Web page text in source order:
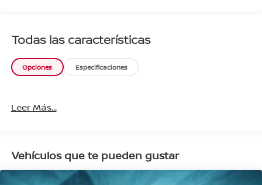
Todas las características
Opciones Especificaciones
Leer Más...
Vehículos que te pueden gustar